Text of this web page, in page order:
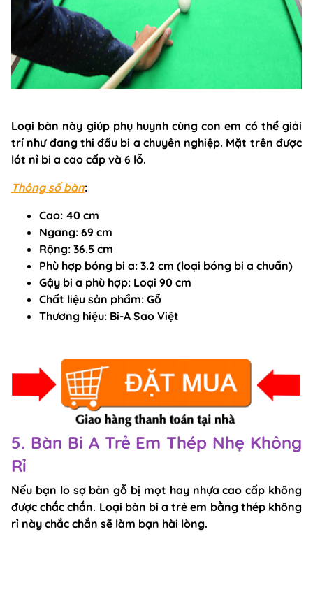
Loại bàn này giúp phụ huynh cùng con em có thể giải
trí như đang thi đấu bi a chuyên nghiệp. Mặt trên được
lót nỉ bi a cao cấp và 6 lỗ.
Thông số bàn:
Cao: 40 cm
Ngang: 69 cm
Rộng: 36.5 cm
Phù hợp bóng bi a: 3.2 cm (loại bóng bi a chuẩn)
Gậy bi a phù hợp: Loại 90 cm
Chất liệu sản phẩm: Gỗ
Thương hiệu: Bi-A Sao Việt
5. Bàn Bi A Trẻ Em Thép Nhẹ Không
Rỉ
Nếu bạn lo sợ bàn gỗ bị mọt hay nhựa cao cấp không
được chắc chắn. Loại bàn bi a trẻ em bằng thép không
rỉ này chắc chắn sẽ làm bạn hài lòng.